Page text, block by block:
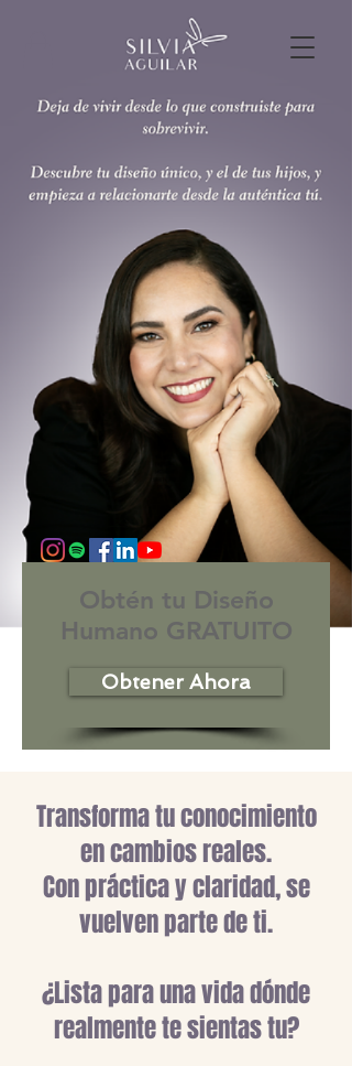
Obtén tu Diseño
Humano GRATUITO
Obtener Ahora
Transforma tu conocimiento
en cambios reales.
Con práctica y claridad, se
vuelven parte de ti.
¿Lista para una vida dónde
realmente te sientas tu?